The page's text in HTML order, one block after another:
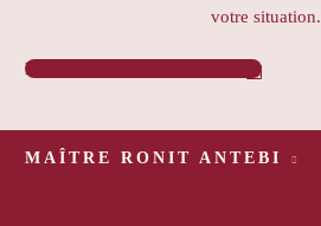
votre situation.
PRENDRE RENDEZ-VOUS 
MAÎTRE RONIT ANTEBI